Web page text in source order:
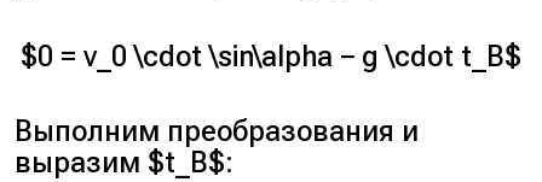
$0 = v_0 \cdot \sin\alpha − g \cdot t_B$
Выполним преобразования и
выразим $t_B$: